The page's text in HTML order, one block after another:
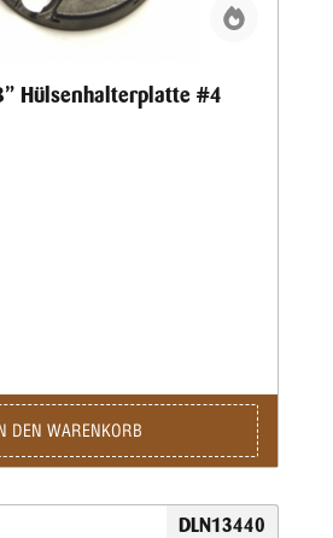
Hülsenhalterplatte #4
DEN WARENKORB
DLN13440